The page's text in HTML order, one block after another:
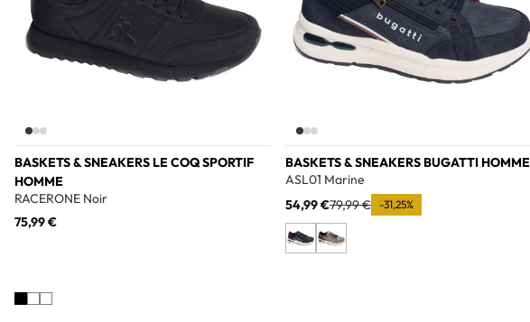
BASKETS & SNEAKERS LE COQ SPORTIF
HOMME
RACERONE Noir
75,99 €
BASKETS & SNEAKERS BUGATTI HOMME
ASL01 Marine
54,99 €79,99 € -31,25%